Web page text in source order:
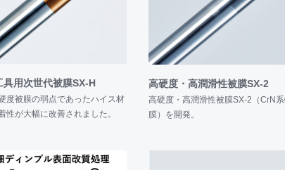
SX-W」。この技術をさらに磨き上げ、これまで以上に広い用
W」をリリース。ナノ積層構造を採用することにより、
具用次世代被膜SX-H
度被膜の弱点であったハイス材
性が大幅に改善されました。
高硬度・高潤滑性被膜SX-2
高硬度・高潤滑性被膜SX-2（CrN
膜）を開発。